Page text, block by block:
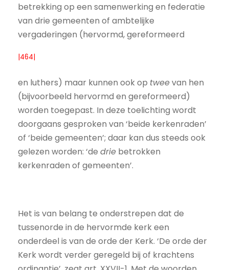
betrekking op een samenwerking en federatie
van drie gemeenten of ambtelijke
vergaderingen (hervormd, gereformeerd
|464|
en luthers) maar kunnen ook op tweevan hen
(bijvoorbeeld hervormd en gereformeerd)
worden toegepast. In deze toelichting wordt
doorgaans gesproken van ‘beide kerkenraden’
of ‘beide gemeenten’; daar kan dus steeds ook
gelezen worden: ‘de drie betrokken
kerkenraden of gemeenten’.
Het is van belang te onderstrepen dat de
tussenorde in de hervormde kerk een
onderdeel is van de orde der Kerk. ‘De orde der
Kerk wordt verder geregeld bij of krachtens